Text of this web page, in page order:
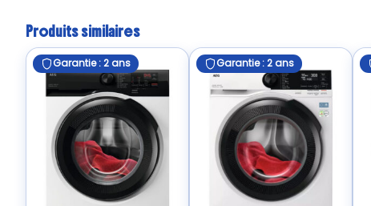
Produits similaires
Garantie : 2 ans Garantie : 2 ans